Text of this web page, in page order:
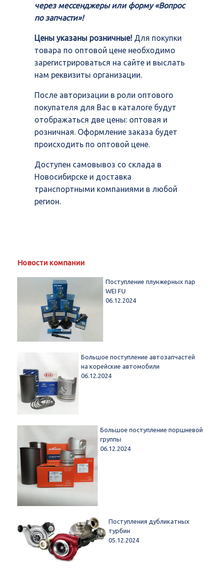
через мессенджеры или форму «Вопрос
по запчасти»!
Цены указаны розничные! Для покупки
товара по оптовой цене необходимо
зарегистрироваться на сайте и выслать
нам реквизиты организации.
После авторизации в роли оптового
покупателя для Вас в каталоге будут
отображаться две цены: оптовая и
розничная. Оформление заказа будет
происходить по оптовой цене.
Доступен самовывоз со склада в
Новосибирске и доставка
транспортными компаниями в любой
регион.
Новости компании
Поступление плунжерных пар
WEI FU
06.12.2024
Большое поступление автозапчастей
на корейские автомобили
06.12.2024
Большое поступление поршневой
группы
06.12.2024
Поступления дубликатных
турбин
05.12.2024